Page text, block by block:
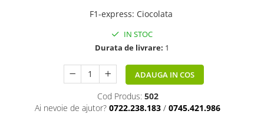
F1-express: Ciocolata
IN STOC
Durata de livrare: 1
ADAUGA IN COS
Cod Produs: 502
Ai nevoie de ajutor? 0722.238.183 / 0745.421.986